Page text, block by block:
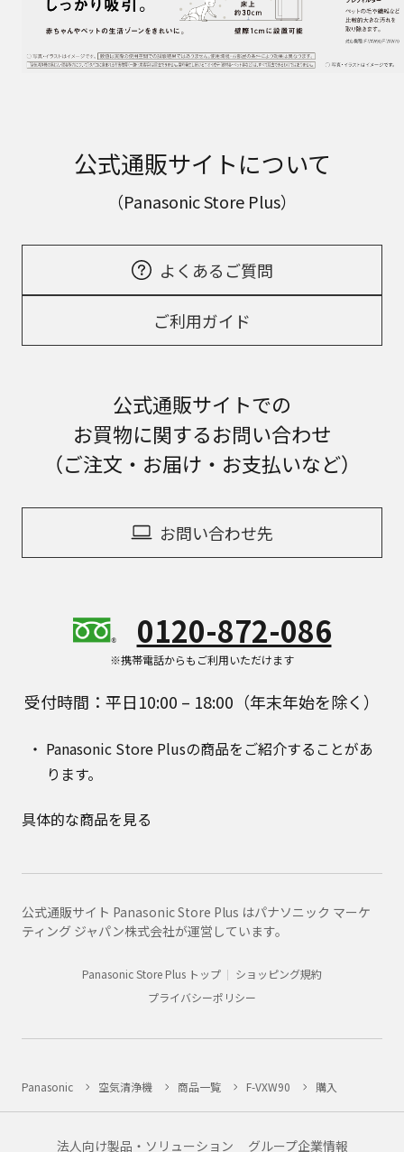
公式通販サイトについて
（Panasonic Store Plus）
よくあるご質問
ご利用ガイド
公式通販サイトでの
お買物に関するお問い合わせ
（ご注文・お届け・お支払いなど）
お問い合わせ先
0120-872-086
※携帯電話からもご利用いただけます
受付時間：平日10:00 – 18:00（年末年始を除く）
Panasonic Store Plusの商品をご紹介することがあ
ります。
具体的な商品を見る
公式通販サイト Panasonic Store Plus はパナソニック マーケ
ティング ジャパン株式会社が運営しています。
Panasonic Store Plus トップ
ショッピング規約
プライバシーポリシー
Panasonic 空気清浄機 商品一覧 F-VXW90 購入
法人向け製品・ソリューション グループ企業情報